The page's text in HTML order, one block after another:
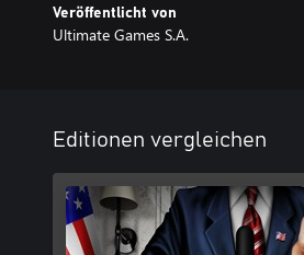
Staatsbegräbnis die Stimmung aller
erreicht werden. Erhalten Sie den
Nutzen Sie die bekannteste Social-
Ihre Einstellung, beschimpfen Sie
Ihnen, wie Sie im Internet
schräg? Aber denken Sie daran: Es
Sie sich auf eine öffentliche
Veröffentlicht von
Ultimate Games S.A.
Editionen vergleichen